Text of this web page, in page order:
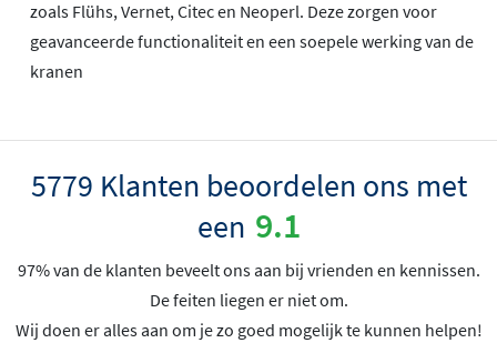
zoals Flühs, Vernet, Citec en Neoperl. Deze zorgen voor
geavanceerde functionaliteit en een soepele werking van de
kranen
5779 Klanten beoordelen ons met
een 9.1
97% van de klanten beveelt ons aan bij vrienden en kennissen.
De feiten liegen er niet om.
Wij doen er alles aan om je zo goed mogelijk te kunnen helpen!